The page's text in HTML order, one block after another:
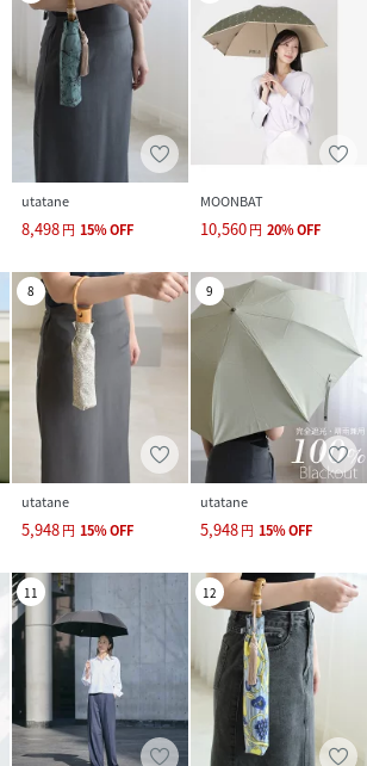
utatane
8,498円 15%OFF
MOONBAT
10,560円 20%OFF
8
utatane
5,948円 15%OFF
9
utatane
5,948円 15%OFF
11 12